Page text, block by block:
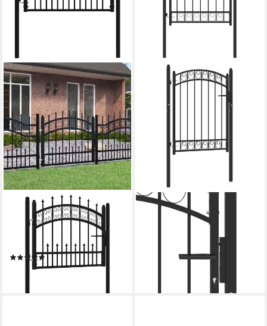
VIDAXL
Gartentor Gartentor KAMPEN
mit Speerspitze Schwarz 103
x 75 cm Stahl
141,99 €
VIDAXL
Gartentor Zauntor EMMEN
ab 175,99 €
lieferbar - in 5-6 Werktagen bei dir